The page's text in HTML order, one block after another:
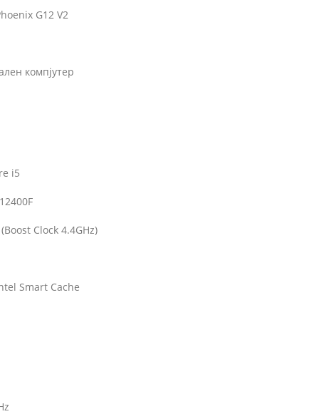
G12 V2
компјутер
i5
Clock 4.4GHz)
Smart Cache